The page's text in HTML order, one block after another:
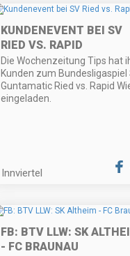
KUNDENEVENT BEI SV
RIED VS. RAPID
Die Wochenzeitung Tips hat
Kunden zum Bundesligaspiel
Guntamatic Ried vs. Rapid
eingeladen.
Innviertel
FB: BTV LLW: SK
- FC BRAUNAU